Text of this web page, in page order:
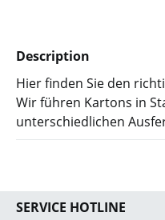
Description
Hier finden Sie den
Wir führen Kartons in
unterschiedlichen
SERVICE HOTLINE